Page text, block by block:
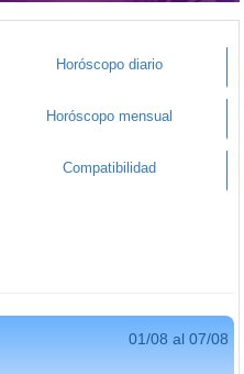
Horóscopo diario
Horóscopo mensual
Compatibilidad
01/08 al 07/08